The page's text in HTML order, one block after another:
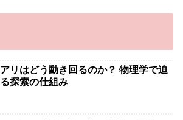
アリはどう動き回るのか？ 物理学で迫
る探索の仕組み